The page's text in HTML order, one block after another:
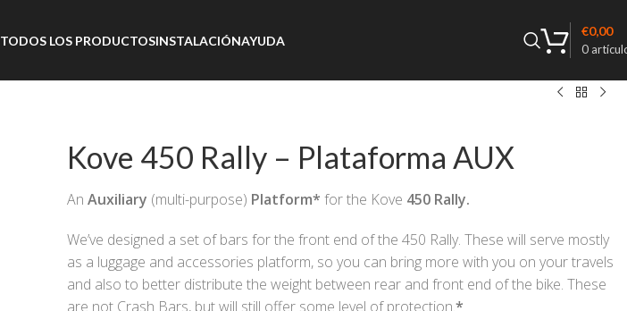
TODOS LOS PRODUCTOSINSTALACIÓNAYUDA
0
€0,00
Kove 450 Rally – Plataforma AUX
An Auxiliary (multi-purpose) Platform* for the Kove 450 Rally.
We’ve designed a set of bars for the front end of the 450 Rally. These will serve mostly
as a luggage and accessories platform, so you can bring more with you on your travels
and also to better distribute the weight between rear and front end of the bike. These
are not Crash Bars, but will still offer some level of protection.*